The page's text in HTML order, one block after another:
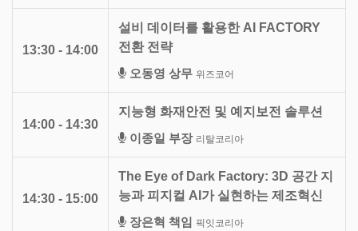
13:30 - 14:00
설비 데이터를 활용한 AI FACTORY
전환 전략
오동영 상무 위즈코어
14:00 - 14:30
지능형 화재안전 및 예지보전 솔루션
이종일 부장 리탈코리아
14:30 - 15:00
The Eye of Dark Factory: 3D 공간 지
능과 피지컬 AI가 실현하는 제조혁신
장은혁 책임 픽잇코리아